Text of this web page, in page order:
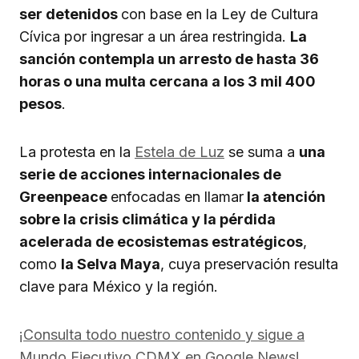
ser detenidos con base en la Ley de Cultura
Cívica por ingresar a un área restringida. La
sanción contempla un arresto de hasta 36
horas o una multa cercana a los 3 mil 400
pesos.
La protesta en la Estela de Luz se suma a una
serie de acciones internacionales de
Greenpeace enfocadas en llamar la atención
sobre la crisis climática y la pérdida
acelerada de ecosistemas estratégicos,
como la Selva Maya, cuya preservación resulta
clave para México y la región.
¡Consulta todo nuestro contenido y sigue a